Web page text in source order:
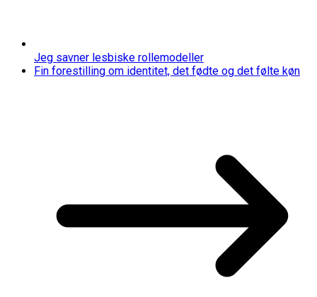
Jeg savner lesbiske rollemodeller
Fin forestilling om identitet, det fødte og det følte køn